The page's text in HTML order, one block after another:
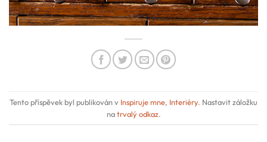
Tento příspěvek byl publikován v Inspiruje mne, Interiéry. Nastavit záložku
natrvalý odkaz.